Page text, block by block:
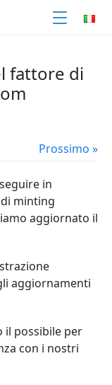
fattore di
Prossimo »
in
minting
aggiornato il
aggiornamenti
il possibile per
con i nostri